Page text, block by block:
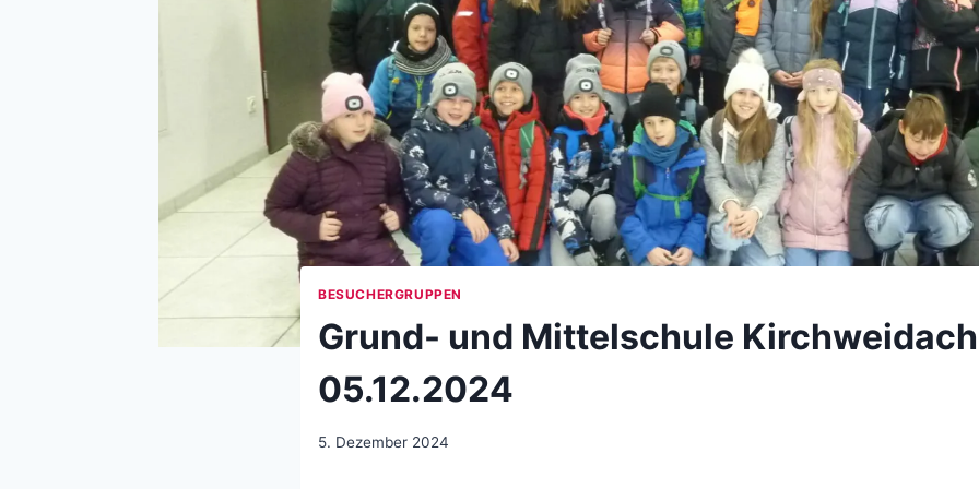
BESUCHERGRUPPEN
Grund- und Mittelschule
05.12.2024
5. Dezember 2024